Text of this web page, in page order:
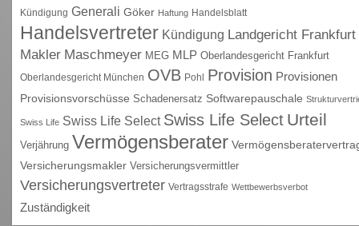
Kündigung Generali Göker Haftung Handelsblatt
Handelsvertreter Kündigung Landgericht Frankfurt
Makler Maschmeyer MEG MLP Oberlandesgericht Frankfurt
Oberlandesgericht München OVB Pohl Provision Provisionen
Provisionsvorschüsse Schadenersatz Softwarepauschale
Swiss Life Swiss Life Select Swiss Life Select Urteil
Verjährung Vermögensberater
Versicherungsmakler Versicherungsvermittler
Versicherungsvertreter Vertragsstrafe Wettbewerbsverbot
Zuständigkeit